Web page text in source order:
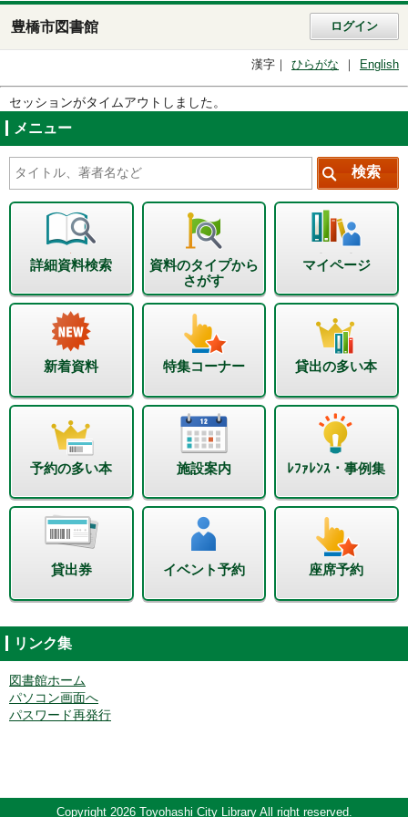
豊橋市図書館 ログイン
漢字 ひらがな English
セッションがタイムアウトしました。
メニュー
詳細資料検索
資料のタイプから
さがす
マイページ
新着資料 特集コーナー 貸出の多い本
予約の多い本 施設案内 ﾚﾌｧﾚﾝｽ・事例集
貸出券 イベント予約 座席予約
リンク集
図書館ホーム
パソコン画面へ
パスワード再発行
Copyright 2026 Toyohashi City Library All right reserved.